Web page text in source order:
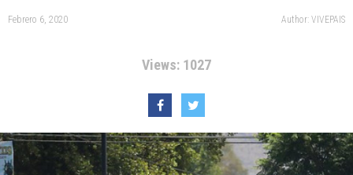
Febrero 6, 2020 Author: VIVEPAIS
Views: 1027